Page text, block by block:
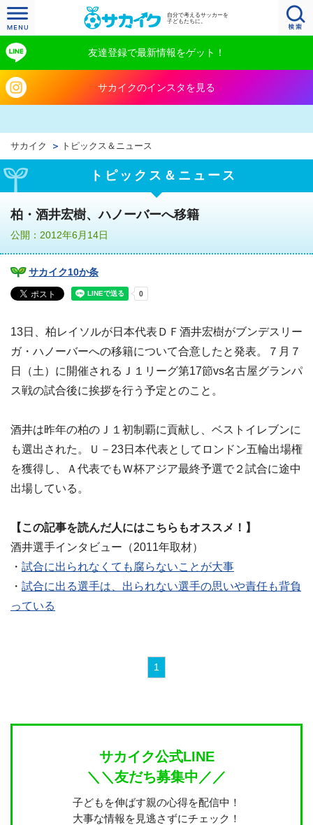
自分で考えるサッカーを
子どもたちに。
友達登録で最新情報をゲット！
サカイクのインスタを見る
サカイク トピックス＆ニュース
トピックス＆ニュース
柏・酒井宏樹、ハノーバーへ移籍
公開：2012年6月14日
サカイク10か条
13日、柏レイソルが日本代表ＤＦ酒井宏樹がブンデスリー
ガ・ハノーバーへの移籍について合意したと発表。７月７
日（土）に開催されるＪ１リーグ第17節vs名古屋グランパ
ス戦の試合後に挨拶を行う予定とのこと。
酒井は昨年の柏のＪ１初制覇に貢献し、ベストイレブンに
も選出された。Ｕ－23日本代表としてロンドン五輪出場権
を獲得し、Ａ代表でもＷ杯アジア最終予選で２試合に途中
出場している。
【この記事を読んだ人にはこちらもオススメ！】
酒井選手インタビュー（2011年取材）
・ 試合に出られなくても腐らないことが大事
・ 試合に出る選手は、出られない選手の思いや責任も背負
っている
1
サカイク公式LINE
＼＼友だち募集中／／
子どもを伸ばす親の心得を配信中！
大事な情報を見逃さずにチェック！